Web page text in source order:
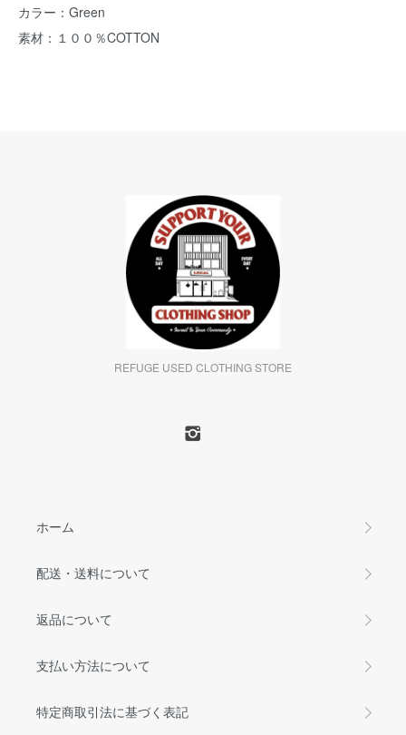
カラー：Green
素材：１００％COTTON
REFUGE USED CLOTHING STORE
ホーム
配送・送料について
返品について
支払い方法について
特定商取引法に基づく表記